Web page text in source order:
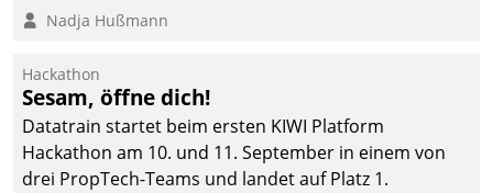
Nadja Hußmann
Hackathon
Sesam, öffne dich!
Datatrain startet beim ersten KIWI Platform
Hackathon am 10. und 11. September in einem von
drei PropTech-Teams und landet auf Platz 1.